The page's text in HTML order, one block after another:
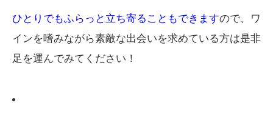
ひとりでもふらっと立ち寄ることもできますので、ワ
インを嗜みながら素敵な出会いを求めている方は是非
足を運んでみてください！